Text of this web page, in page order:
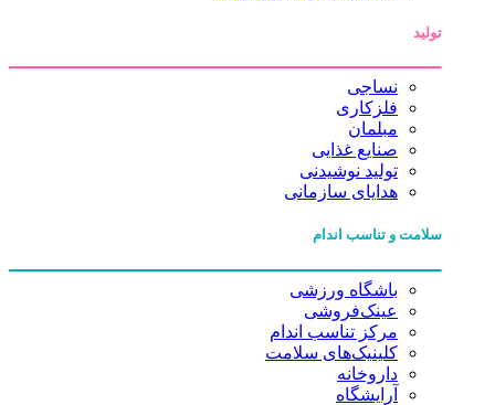
تولید
نساجی
فلزکاری
مبلمان
صنایع غذایی
تولید نوشیدنی
هدایای سازمانی
سلامت و تناسب اندام
باشگاه ورزشی
عینک‌فروشی
مرکز تناسب اندام
کلینیک‌های سلامت
داروخانه
آرایشگاه